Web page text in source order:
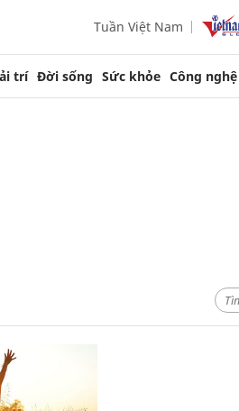
Tuần Việt Nam
trí Đời sống Sức khỏe Công nghệ